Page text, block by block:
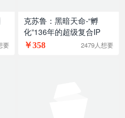
要
克苏鲁：黑暗天命-“孵
化”136年的超级复合IP
￥358 2479人想要